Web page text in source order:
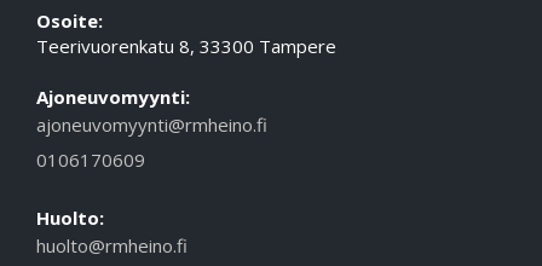
Osoite:
Teerivuorenkatu 8, 33300 Tampere
Ajoneuvomyynti:
ajoneuvomyynti@rmheino.fi
0106170609
Huolto:
huolto@rmheino.fi